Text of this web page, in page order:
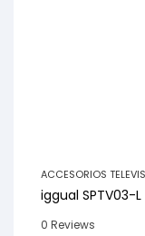
ACCESORIOS
iggual SPTV03-
0 Reviews